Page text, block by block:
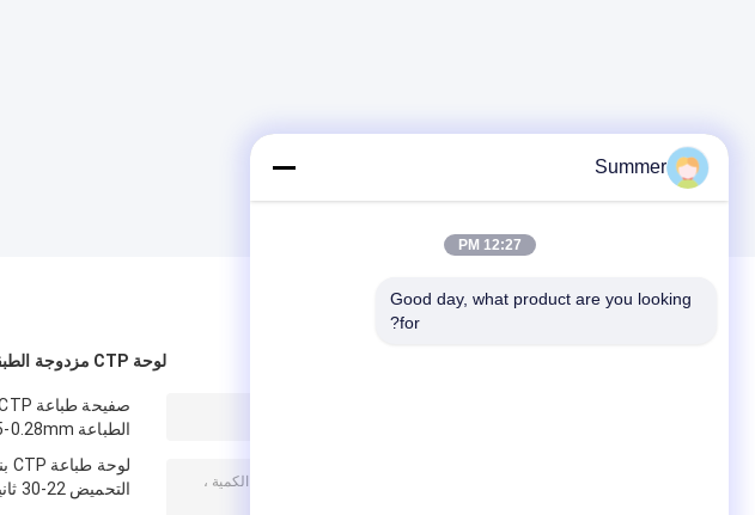
لوحة CTP مزدوجة الطبقة
الطباعة CTP Offset 0.15-0.28mm
التحميض 22-30 ثانية
Summer
12:27 PM
Good day, what product are you looking
for?